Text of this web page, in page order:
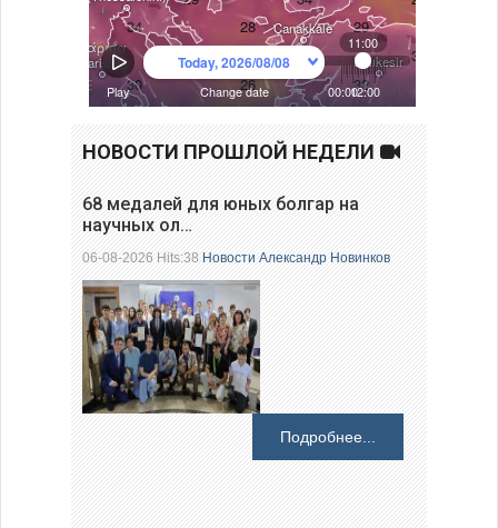
НОВОСТИ ПРОШЛОЙ НЕДЕЛИ
68 медалей для юных болгар на
научных ол…
06-08-2026 Hits:38Новости Александр Новинков
Подробнее...